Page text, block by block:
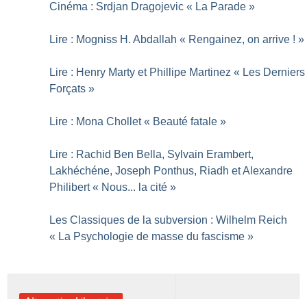
Cinéma : Srdjan Dragojevic « La Parade »
Lire : Mogniss H. Abdallah « Rengainez, on arrive ! »
Lire : Henry Marty et Phillipe Martinez « Les Derniers
Forçats »
Lire : Mona Chollet « Beauté fatale »
Lire : Rachid Ben Bella, Sylvain Erambert,
Lakhéchéne, Joseph Ponthus, Riadh et Alexandre
Philibert « Nous... la cité »
Les Classiques de la subversion : Wilhelm Reich
« La Psychologie de masse du fascisme »